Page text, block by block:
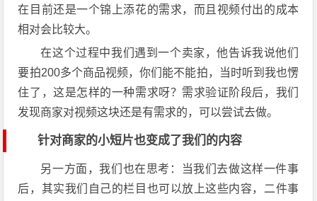
在目前还是一个锦上添花的需求，而且视频付出的成本
相对会比较大。
在这个过程中我们遇到一个卖家，他告诉我说他们
要拍200多个商品视频，你们能不能拍，当时听到我也愣
住了，这是怎样的一种需求呀？需求验证阶段后，我们
发现商家对视频这块还是有需求的，可以尝试去做。
针对商家的小短片也变成了我们的内容
另一方面，我们也在思考：当我们去做这样一件事
后，其实我们自己的栏目也可以放上这些内容，二件事